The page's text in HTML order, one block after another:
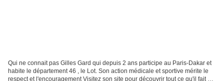
Qui ne connait pas Gilles Gard qui depuis 2 ans participe au Paris-Dakar et
habite le département 46 , le Lot. Son action médicale et sportive mérite le
respect et l'encouragement Visitez son site pour découvrir tout ce qu'il fait et